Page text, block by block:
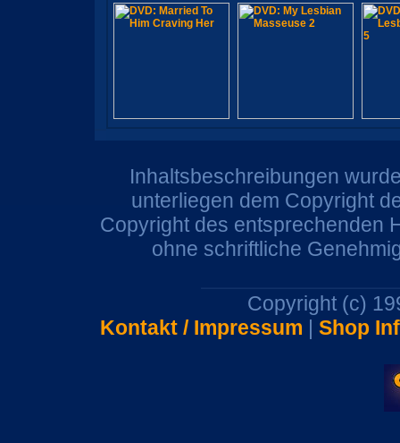
Inhaltsbeschreibungen
unterliegen dem Copyright
Copyright des entsprechenden
ohne schriftliche
Copyright (c)
Kontakt / Impressum | Shop